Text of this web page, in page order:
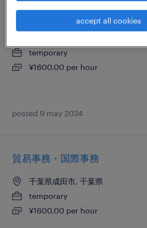
貿易事務・国際事務
temporary
¥1600.00 per hour
posted 9 may 2024
貿易事務・国際事務
千葉県成田市, 千葉県
temporary
¥1600.00 per hour
accept all cookies